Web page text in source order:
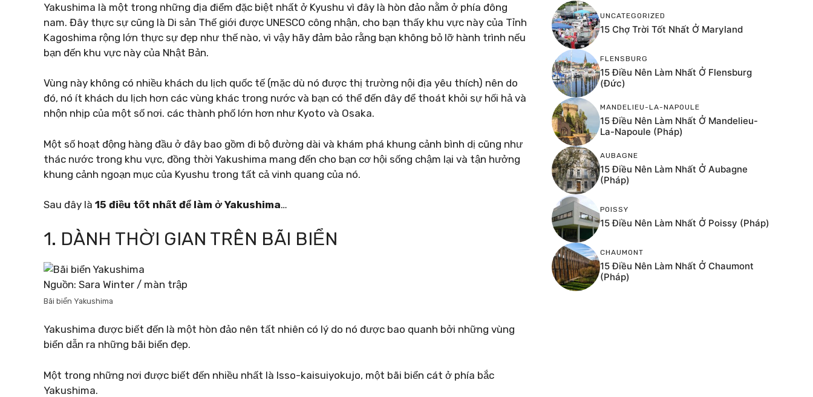
Yakushima là một trong những địa điểm đặc biệt nhất ở Kyushu vì đây là hòn đảo nằm ở phía đông
nam. Đây thực sự cũng là Di sản Thế giới được UNESCO công nhận, cho bạn thấy khu vực này của Tỉnh
Kagoshima rộng lớn thực sự đẹp như thế nào, vì vậy hãy đảm bảo rằng bạn không bỏ lỡ hành trình nếu
bạn đến khu vực này của Nhật Bản.
Vùng này không có nhiều khách du lịch quốc tế (mặc dù nó được thị trường nội địa yêu thích) nên do
đó, nó ít khách du lịch hơn các vùng khác trong nước và bạn có thể đến đây để thoát khỏi sự hối hả và
nhộn nhịp của một số nơi. các thành phố lớn hơn như Kyoto và Osaka.
Một số hoạt động hàng đầu ở đây bao gồm đi bộ đường dài và khám phá khung cảnh bình dị cũng như
thác nước trong khu vực, đồng thời Yakushima mang đến cho bạn cơ hội sống chậm lại và tận hưởng
khung cảnh ngoạn mục của Kyushu trong tất cả vinh quang của nó.
Sau đây là 15 điều tốt nhất để làm ở Yakushima…
1. DÀNH THỜI GIAN TRÊN BÃI BIỂN
Nguồn: Sara Winter / màn trập
Bãi biển Yakushima
Yakushima được biết đến là một hòn đảo nên tất nhiên có lý do nó được bao quanh bởi những vùng
biển dẫn ra những bãi biển đẹp.
Một trong những nơi được biết đến nhiều nhất là Isso-kaisuiyokujo, một bãi biển cát ở phía bắc
Yakushima.
UNCATEGORIZED
15 Chợ Trời Tốt Nhất Ở Maryland
FLENSBURG
15 Điều Nên Làm Nhất Ở Flensburg
(Đức)
MANDELIEU-LA-NAPOULE
15 Điều Nên Làm Nhất Ở Mandelieu-
La-Napoule (Pháp)
AUBAGNE
15 Điều Nên Làm Nhất Ở Aubagne
(Pháp)
POISSY
15 Điều Nên Làm Nhất Ở Poissy (Pháp)
CHAUMONT
15 Điều Nên Làm Nhất Ở Chaumont
(Pháp)